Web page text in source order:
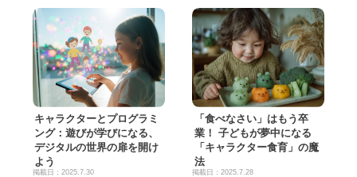
詳細をチェック 詳細をチェック
キャラクターとプログラミ
ング：遊びが学びになる、
デジタルの世界の扉を開け
よう
掲載日：2025.7.30
「食べなさい」はもう卒
業！ 子どもが夢中になる
「キャラクター食育」の魔
法
掲載日：2025.7.28